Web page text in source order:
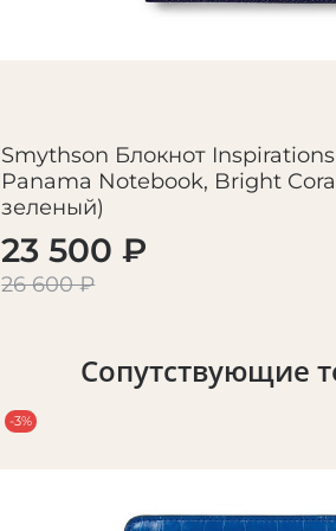
Smythson Блокнот
Panama Notebook, Bright
зеленый)
23 500 ₽
26 600 ₽
Сопутствующие
-3%